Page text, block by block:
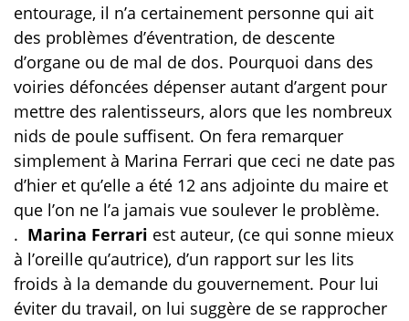
entourage, il n’a certainement personne qui ait
des problèmes d’éventration, de descente
d’organe ou de mal de dos. Pourquoi dans des
voiries défoncées dépenser autant d’argent pour
mettre des ralentisseurs, alors que les nombreux
nids de poule suffisent. On fera remarquer
simplement à Marina Ferrari que ceci ne date pas
d’hier et qu’elle a été 12 ans adjointe du maire et
que l’on ne l’a jamais vue soulever le problème.
. Marina Ferrari est auteur, (ce qui sonne mieux
à l’oreille qu’autrice), d’un rapport sur les lits
froids à la demande du gouvernement. Pour lui
éviter du travail, on lui suggère de se rapprocher